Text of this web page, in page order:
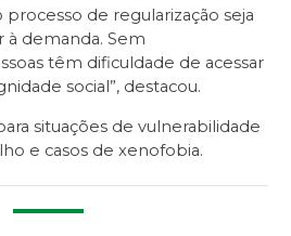
de regularização seja
à demanda. Sem
têm dificuldade de acessar
social”, destacou.
situações de vulnerabilidade
e casos de xenofobia.